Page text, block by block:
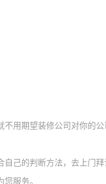
不用期望装修公司对你的公
己的判断方法，去上门
服务。